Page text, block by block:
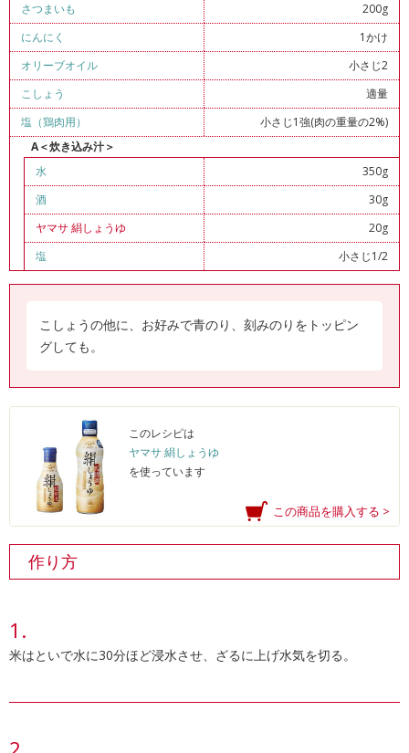
さつまいも
200g
にんにく
1かけ
オリーブオイル
小さじ2
こしょう
適量
塩（鶏肉用）
小さじ1強(肉の重量の2%)
A＜炊き込み汁＞
水
350g
酒
30g
ヤマサ 絹しょうゆ
20g
塩
小さじ1/2
こしょうの他に、お好みで青のり、刻みのりをトッピン
グしても。
このレシピは
ヤマサ 絹しょうゆ
を使っています
この商品を購入する >
作り方
米はといで水に30分ほど浸水させ、ざるに上げ水気を切る。